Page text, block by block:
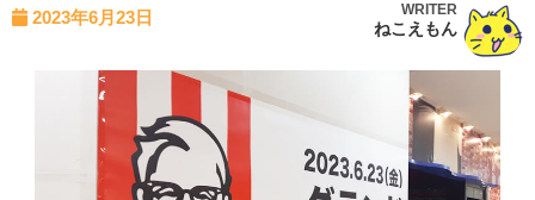
2023年6月23日 WRITER
ねこえもん